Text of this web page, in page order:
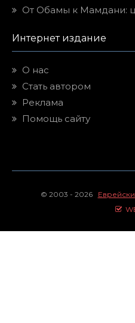
От Обамы к Мамдани:
Интернет издание
О нас
Стать автором
Реклама
Помощь сайту
© 2003 - 2026